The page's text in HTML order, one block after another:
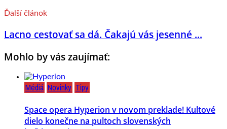
Ďalší článok
Lacno cestovať sa dá. Čakajú vás jesenné ...
Mohlo by vás zaujímať:
Médiá Novinky Tipy
Space opera Hyperion v novom preklade! Kultové
dielo konečne na pultoch slovenských